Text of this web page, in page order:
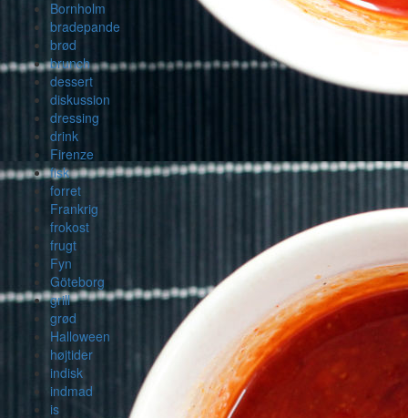
Bornholm
bradepande
brød
brunch
dessert
diskussion
dressing
drink
Firenze
fisk
forret
Frankrig
frokost
frugt
Fyn
Göteborg
grill
grød
Halloween
højtider
indisk
indmad
is